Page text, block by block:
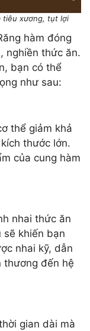
tiêu xương, tụt lợi
hàm đóng
nghiền thức ăn.
bạn có thể
như sau:
thể giảm khả
thước lớn.
của cung hàm
nhai thức ăn
sẽ khiến bạn
nhai kỹ, dẫn
thương đến hệ
gian dài mà